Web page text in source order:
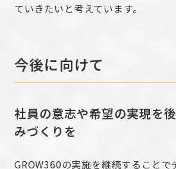
ていきたいと考えています。
今後に向けて
社員の意志や希望の実現を
みづくりを
GROW360の実施を継続することで